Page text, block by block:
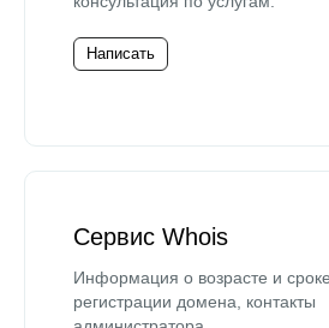
Написать
Сервис Whois
Информация о возрасте и сроке
регистрации домена, контакты